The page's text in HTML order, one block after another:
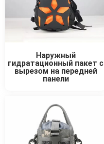
Наружный
гидратационный пакет с
вырезом на передней
панели